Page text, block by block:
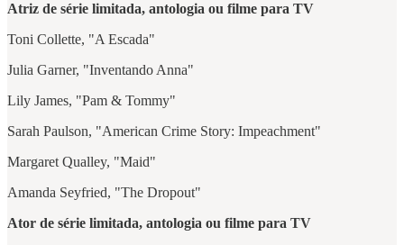
Atriz de série limitada, antologia ou filme para TV
Toni Collette, "A Escada"
Julia Garner, "Inventando Anna"
Lily James, "Pam & Tommy"
Sarah Paulson, "American Crime Story: Impeachment"
Margaret Qualley, "Maid"
Amanda Seyfried, "The Dropout"
Ator de série limitada, antologia ou filme para TV